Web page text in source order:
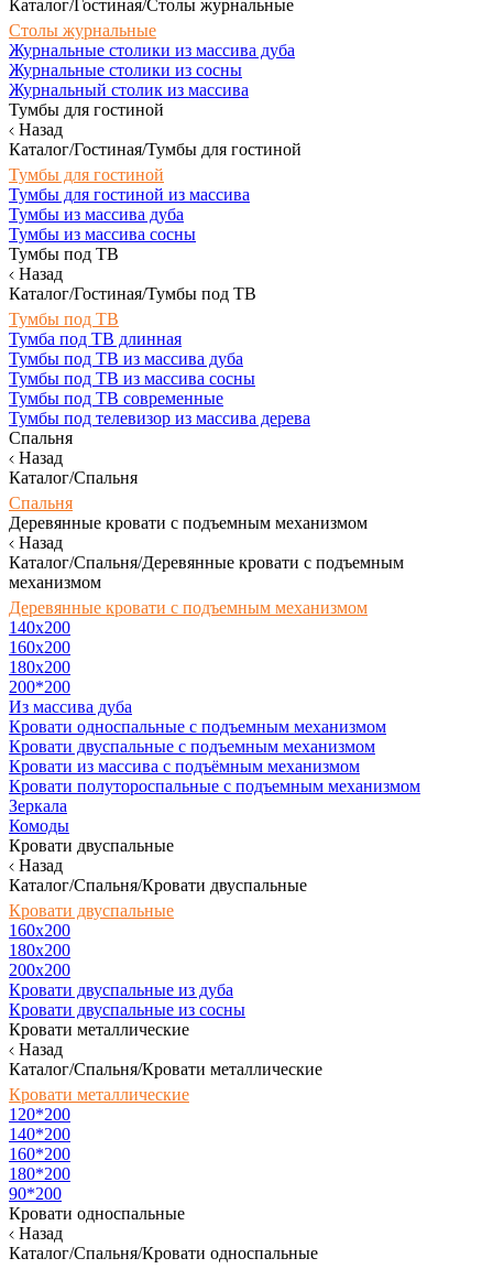
Каталог/Гостиная/Столы журнальные
Столы журнальные
Журнальные столики из массива дуба
Журнальные столики из сосны
Журнальный столик из массива
Тумбы для гостиной
Назад
Каталог/Гостиная/Тумбы для гостиной
Тумбы для гостиной
Тумбы для гостиной из массива
Тумбы из массива дуба
Тумбы из массива сосны
Тумбы под ТВ
Назад
Каталог/Гостиная/Тумбы под ТВ
Тумбы под ТВ
Тумба под ТВ длинная
Тумбы под ТВ из массива дуба
Тумбы под ТВ из массива сосны
Тумбы под ТВ современные
Тумбы под телевизор из массива дерева
Спальня
Назад
Каталог/Спальня
Спальня
Деревянные кровати с подъемным механизмом
Назад
Каталог/Спальня/Деревянные кровати с подъемным
механизмом
Деревянные кровати с подъемным механизмом
140x200
160х200
180х200
200*200
Из массива дуба
Кровати односпальные с подъемным механизмом
Кровати двуспальные с подъемным механизмом
Кровати из массива с подъёмным механизмом
Кровати полутороспальные с подъемным механизмом
Зеркала
Комоды
Кровати двуспальные
Назад
Каталог/Спальня/Кровати двуспальные
Кровати двуспальные
160х200
180x200
200x200
Кровати двуспальные из дуба
Кровати двуспальные из сосны
Кровати металлические
Назад
Каталог/Спальня/Кровати металлические
Кровати металлические
120*200
140*200
160*200
180*200
90*200
Кровати односпальные
Назад
Каталог/Спальня/Кровати односпальные